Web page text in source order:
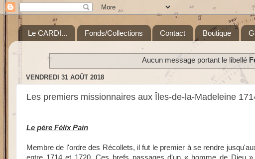
Le CARDI... Fonds/Collections Contact Boutique
Aucun message portant le libellé
VENDREDI 31 AOÛT 2018
Les premiers missionnaires aux Îles-de-la-Madeleine
Le père Félix Pain
Membre de l'ordre des Récollets, il fut le premier à se rendre
entre 1714 et 1720. Ces brefs passages d'un « homme de Dieu